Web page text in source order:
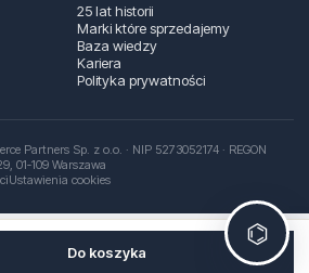
Do koszyka
25 lat historii
Marki które sprzedajemy
Baza wiedzy
Kariera
Polityka prywatności
Partners Sp. z o.o. · NIP 5273052174 · REGON
01‑109 Warszawa
Ustawienia cookies
⌬